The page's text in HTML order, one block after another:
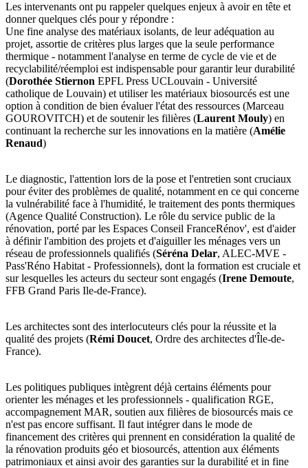
Les intervenants ont pu rappeler quelques enjeux à avoir en tête et
donner quelques clés pour y répondre :
Une fine analyse des matériaux isolants, de leur adéquation au
projet, assortie de critères plus larges que la seule performance
thermique - notamment l'analyse en terme de cycle de vie et de
recyclabilité/réemploi est indispensable pour garantir leur durabilité
(Dorothée Stiernon EPFL Press UCLouvain - Université
catholique de Louvain) et utiliser les matériaux biosourcés est une
option à condition de bien évaluer l'état des ressources (Marceau
GOUROVITCH) et de soutenir les filières (Laurent Mouly) en
continuant la recherche sur les innovations en la matière (Amélie
Renaud)
Le diagnostic, l'attention lors de la pose et l'entretien sont cruciaux
pour éviter des problèmes de qualité, notamment en ce qui concerne
la vulnérabilité face à l'humidité, le traitement des ponts thermiques
(Agence Qualité Construction). Le rôle du service public de la
rénovation, porté par les Espaces Conseil FranceRénov', est d'aider
à définir l'ambition des projets et d'aiguiller les ménages vers un
réseau de professionnels qualifiés (Séréna Delar, ALEC-MVE -
Pass'Réno Habitat - Professionnels), dont la formation est cruciale et
sur lesquelles les acteurs du secteur sont engagés (Irene Demoute,
FFB Grand Paris Ile-de-France).
Les architectes sont des interlocuteurs clés pour la réussite et la
qualité des projets (Rémi Doucet, Ordre des architectes d'Île-de-
France).
Les politiques publiques intègrent déjà certains éléments pour
orienter les ménages et les professionnels - qualification RGE,
accompagnement MAR, soutien aux filières de biosourcés mais ce
n'est pas encore suffisant. Il faut intégrer dans le mode de
financement des critères qui prennent en considération la qualité de
la rénovation produits géo et biosourcés, attention aux éléments
patrimoniaux et ainsi avoir des garanties sur la durabilité et in fine